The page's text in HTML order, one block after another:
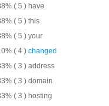
( 5 ) have
( 5 ) this
( 5 ) your
( 4 ) changed
( 3 ) address
( 3 ) domain
( 3 ) hosting